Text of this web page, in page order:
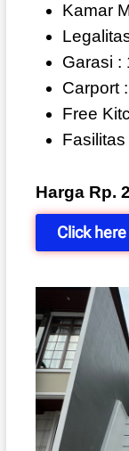
Kamar
Garasi :
Carport
Free
Harga Rp.
Click here